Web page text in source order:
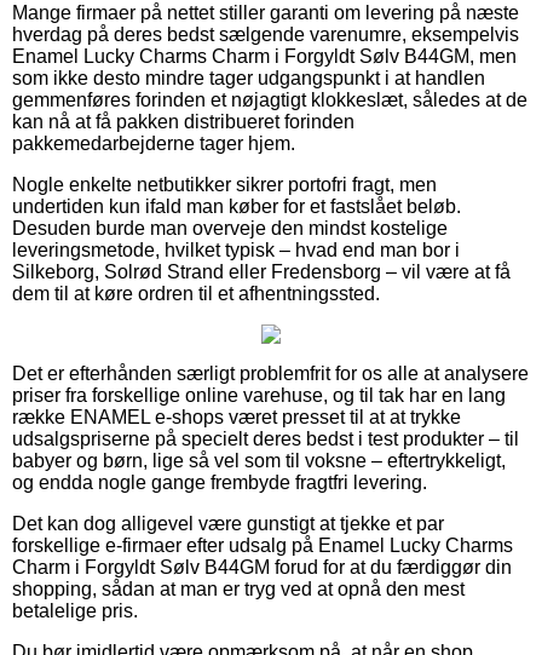
Mange firmaer på nettet stiller garanti om levering på næste
hverdag på deres bedst sælgende varenumre, eksempelvis
Enamel Lucky Charms Charm i Forgyldt Sølv B44GM, men
som ikke desto mindre tager udgangspunkt i at handlen
gemmenføres forinden et nøjagtigt klokkeslæt, således at de
kan nå at få pakken distribueret forinden
pakkemedarbejderne tager hjem.
Nogle enkelte netbutikker sikrer portofri fragt, men
undertiden kun ifald man køber for et fastslået beløb.
Desuden burde man overveje den mindst kostelige
leveringsmetode, hvilket typisk – hvad end man bor i
Silkeborg, Solrød Strand eller Fredensborg – vil være at få
dem til at køre ordren til et afhentningssted.
Det er efterhånden særligt problemfrit for os alle at analysere
priser fra forskellige online varehuse, og til tak har en lang
række ENAMEL e-shops været presset til at at trykke
udsalgspriserne på specielt deres bedst i test produkter – til
babyer og børn, lige så vel som til voksne – eftertrykkeligt,
og endda nogle gange frembyde fragtfri levering.
Det kan dog alligevel være gunstigt at tjekke et par
forskellige e-firmaer efter udsalg på Enamel Lucky Charms
Charm i Forgyldt Sølv B44GM forud for at du færdiggør din
shopping, sådan at man er tryg ved at opnå den mest
betalelige pris.